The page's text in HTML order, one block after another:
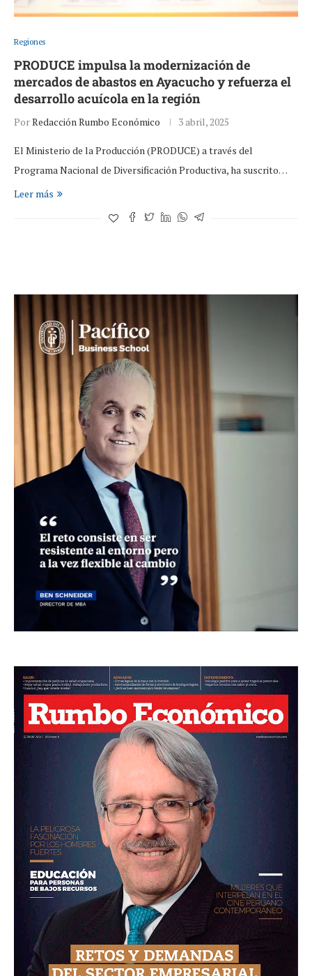
Regiones
PRODUCE impulsa la modernización de
mercados de abastos en Ayacucho y refuerza el
desarrollo acuícola en la región
PorRedacción Rumbo Económico 3 abril, 2025
El Ministerio de la Producción (PRODUCE) a través del
Programa Nacional de Diversificación Productiva, ha suscrito…
Leer más